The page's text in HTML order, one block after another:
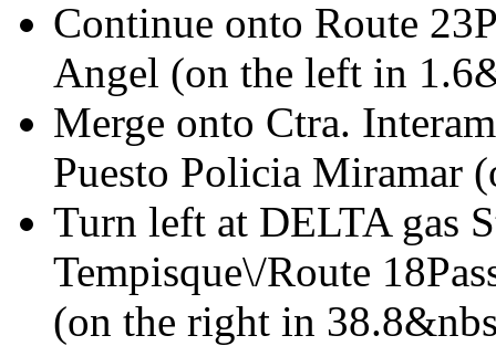
Continue onto Route
Angel (on the left in
Merge onto Ctra.
Puesto Policia Miramar
Turn left at DELTA gas
Tempisque\/Route
(on the right in